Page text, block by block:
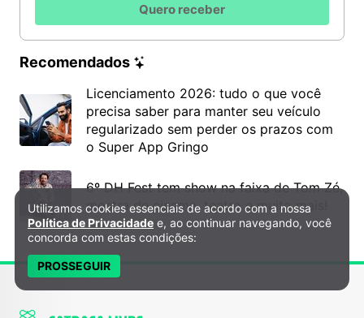
Quero receber
Recomendados
Licenciamento 2026: tudo o que você
precisa saber para manter seu veículo
regularizado sem perder os prazos com
o Super App Gringo
6º DH Fest tem show na faixa de Tom Zé,
mostra de cinema, teatro e muito mais!
Política de Privacidade e Cookies
Utilizamos cookies essenciais de acordo com a nossa
Política de Privacidade e, ao continuar navegando, você
concorda com estas condições:
PROSSEGUIR